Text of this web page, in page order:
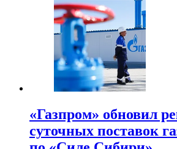
«Газпром» обновил
суточных поставок